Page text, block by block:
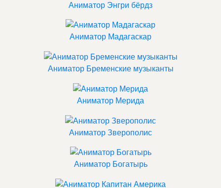
Аниматор Энгри бёрдз
Аниматор Мадагаскар
Аниматор Бременские музыканты
Аниматор Мерида
Аниматор Зверополис
Аниматор Богатырь